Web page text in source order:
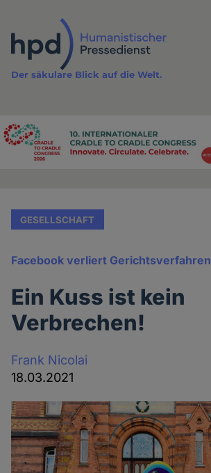
Inhalt
Der säkulare Blick auf die Welt.
Advertising
GESELLSCHAFT
Facebook verliert Gerichtsverfahren
Ein Kuss ist kein
Verbrechen!
Frank Nicolai
18.03.2021